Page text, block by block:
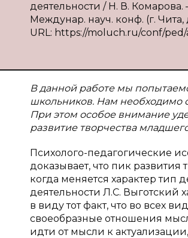
деятельности / Н. В.
Междунар. науч. конф. (г. Чита,
URL: https://moluch.ru/conf/ped/
В данной работе мы
школьников. Нам необходимо
При этом особое внимание
развитие творчества
Психолого-педагогические
доказывает, что пик
когда меняется характер тип
деятельности Л.С. Выготский
в виду тот факт, что во всех
своеобразные отношения
идти от мысли к